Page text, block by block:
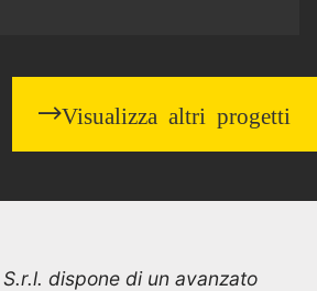
Visualizza altri progetti
S.r.l. dispone di un avanzato